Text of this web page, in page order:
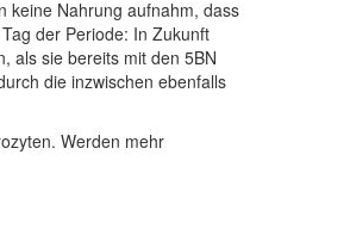
keine Nahrung aufnahm, dass
der Periode: In Zukunft
als sie bereits mit den 5BN
die inzwischen ebenfalls
Werden mehr